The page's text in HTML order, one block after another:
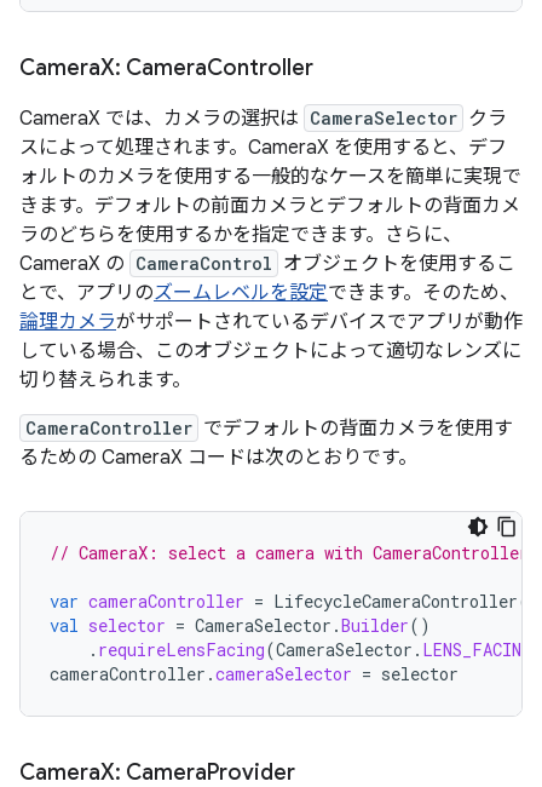
CameraX: CameraController
CameraX では、カメラの選択は CameraSelector クラ
スによって処理されます。CameraX を使用すると、デフ
ォルトのカメラを使用する一般的なケースを簡単に実現で
きます。デフォルトの前面カメラとデフォルトの背面カメ
ラのどちらを使用するかを指定できます。さらに、
CameraX の CameraControl オブジェクトを使用するこ
とで、アプリのズームレベルを設定できます。そのため、
論理カメラがサポートされているデバイスでアプリが動作
している場合、このオブジェクトによって適切なレンズに
切り替えられます。
CameraController でデフォルトの背面カメラを使用す
るための CameraX コードは次のとおりです。
// CameraX: select a camera with CameraController
var cameraController = LifecycleCameraController(
val selector = CameraSelector .Builder()
. requireLensFacing(CameraSelector .
cameraController .cameraSelector = selector
CameraX: CameraProvider